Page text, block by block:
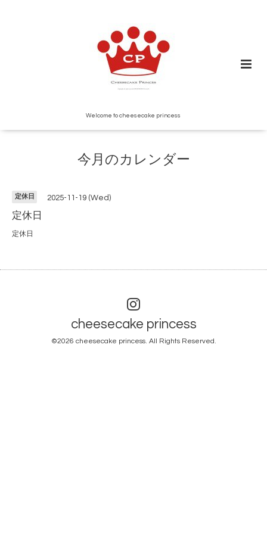
Welcome to cheesecake princess
今月のカレンダー
定休日 2025-11-19 (Wed)
定休日
定休日
cheesecake princess
©2026 cheesecake princess. All Rights Reserved.